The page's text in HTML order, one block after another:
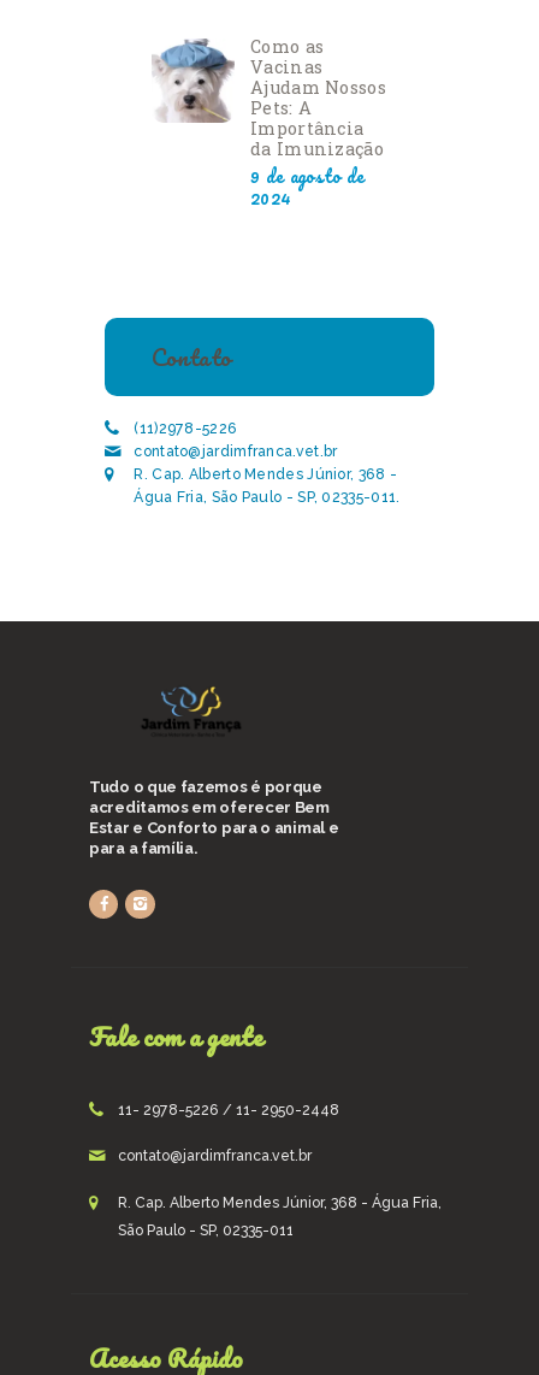
Como as
Vacinas
Ajudam Nossos
Pets: A
Importância
da Imunização
9 de agosto de
2024
Contato
(11)2978-5226
contato@jardimfranca.vet.br
R. Cap. Alberto Mendes Júnior, 368 -
Água Fria, São Paulo - SP, 02335-011.
Tudo o que fazemos é porque
acreditamos em oferecer Bem
Estar e Conforto para o animal e
para a família.
Fale com a gente
11- 2978-5226 / 11- 2950-2448
contato@jardimfranca.vet.br
R. Cap. Alberto Mendes Júnior, 368 - Água Fria,
São Paulo - SP, 02335-011
Acesso Rápido